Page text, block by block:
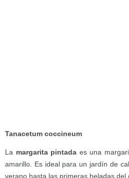
Tanacetum coccineum
La margarita pintada es una
amarillo. Es ideal para un jardín de
verano hasta las primeras heladas